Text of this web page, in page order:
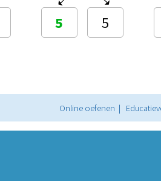
5 5
Online oefenen |